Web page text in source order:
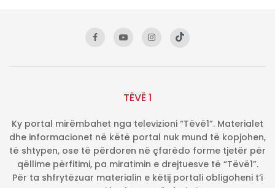
TËVË 1
Ky portal mirëmbahet nga televizioni “Tëvë1”. Materialet
dhe informacionet në këtë portal nuk mund të kopjohen,
të shtypen, ose të përdoren në çfarëdo forme tjetër për
qëllime përfitimi, pa miratimin e drejtuesve të “Tëvë1”.
Për ta shfrytëzuar materialin e këtij portali obligoheni t’i